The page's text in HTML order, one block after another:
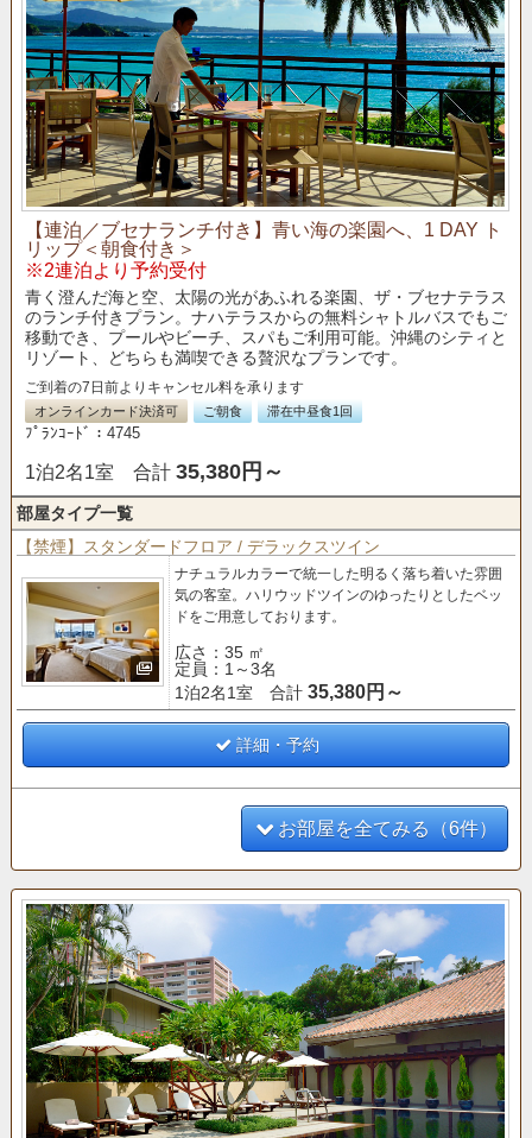
【連泊／ブセナランチ付き】青い海の楽園へ、1 DAY ト
リップ＜朝食付き＞
※2連泊より予約受付
青く澄んだ海と空、太陽の光があふれる楽園、ザ・ブセナテラス
のランチ付きプラン。ナハテラスからの無料シャトルバスでもご
移動でき、プールやビーチ、スパもご利用可能。沖縄のシティと
リゾート、どちらも満喫できる贅沢なプランです。
ご到着の7日前よりキャンセル料を承ります
オンラインカード決済可 ご朝食 滞在中昼食1回
ﾌﾟﾗﾝｺｰﾄﾞ：4745
1泊2名1室 合計 35,380円～
部屋タイプ一覧
【禁煙】スタンダードフロア / デラックスツイン
ナチュラルカラーで統一した明るく落ち着いた雰囲
気の客室。 ハリウッドツインのゆったりとしたベッ
ドをご用意しております。
広さ：35 ㎡
定員：1～3名
1泊2名1室 合計 35,380円～
詳細・予約
お部屋を全てみる（6件）